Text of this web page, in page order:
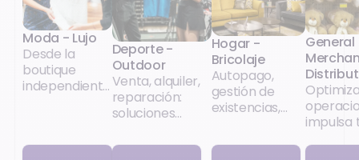
Moda - Lujo
Desde la
boutique
independiente
soluciones de
Deporte -
Outdoor
Venta, alquiler,
reparación:
soluciones
las
Hogar -
Bricolaje
Autopago,
gestión de
existencias,
tanto para las
General
impulsa